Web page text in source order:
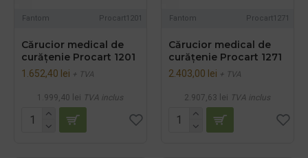
Fantom Procart1201
Cărucior medical de
curățenie Procart 1201
1.652,40 lei + TVA
1.999,40 lei TVA inclus
Fantom Procart1271
Cărucior medical de
curățenie Procart 1271
2.403,00 lei + TVA
2.907,63 lei TVA inclus